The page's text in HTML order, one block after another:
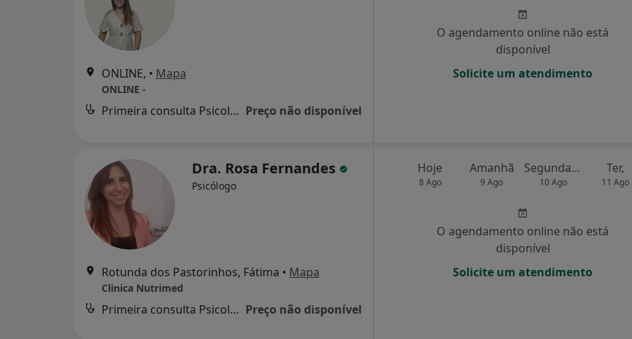
ONLINE, • Mapa
ONLINE -
Primeira consulta Psicologia Preço não disponível
O agendamento online não está
disponível
Solicite um atendimento
Dra. Rosa Fernandes
Psicólogo
Rotunda dos Pastorinhos, Fátima • Mapa
Clinica Nutrimed
Primeira consulta Psicologia Preço não disponível
Hoje
8 Ago
Amanhã
9 Ago
Segunda-feira
10 Ago
Ter,
11 Ago
O agendamento online não está
disponível
Solicite um atendimento